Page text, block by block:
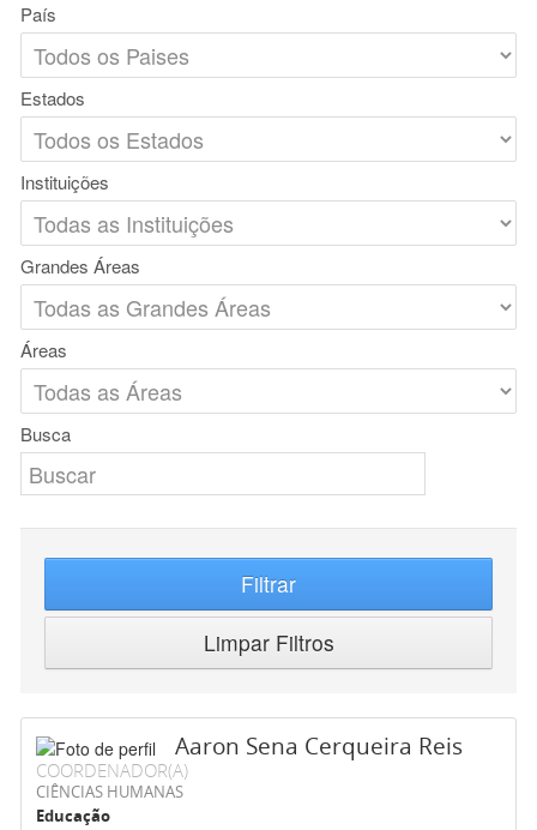
País
Estados
Instituições
Grandes Áreas
Áreas
Busca
Filtrar
Limpar Filtros
Aaron Sena Cerqueira Reis
COORDENADOR(A)
CIÊNCIAS HUMANAS
Educação